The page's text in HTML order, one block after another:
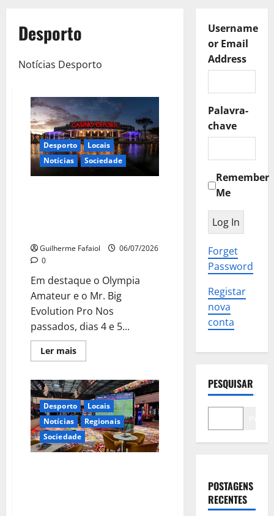
Desporto
Notícias Desporto
Desporto
Locais
Notícias
Sociedade
Guilherme Fafaiol
06/07/2026
0
Em destaque o Olympia
Amateur e o Mr. Big
Evolution Pro Nos
passados, dias 4 e 5...
Ler maisLeia
mais
Estoril
recebeu
no
Salão
Preto
e
Prata
um
dos
Desporto
Locais
Notícias
Regionais
Sociedade
Username
or Email
Address
Palavra-
chave
Remember
Me
Forget
Password
Registar
nova
conta
PESQUISAR
POSTAGENS
RECENTES